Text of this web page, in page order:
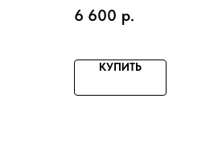
6 600 р.
КУПИТЬ